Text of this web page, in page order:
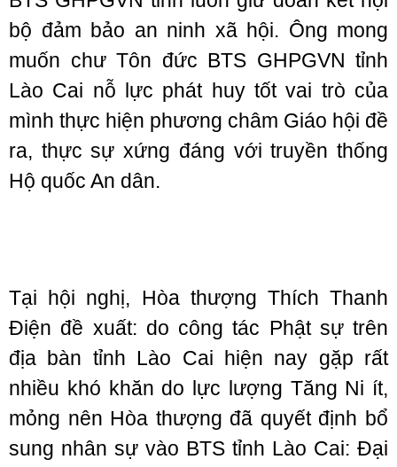
bộ đảm bảo an ninh xã hội. Ông mong
muốn chư Tôn đức BTS GHPGVN tỉnh
Lào Cai nỗ lực phát huy tốt vai trò của
mình thực hiện phương châm Giáo hội đề
ra, thực sự xứng đáng với truyền thống
Hộ quốc An dân.
Tại hội nghị, Hòa thượng Thích Thanh
Điện đề xuất: do công tác Phật sự trên
địa bàn tỉnh Lào Cai hiện nay gặp rất
nhiều khó khăn do lực lượng Tăng Ni ít,
mỏng nên Hòa thượng đã quyết định bổ
sung nhân sự vào BTS tỉnh Lào Cai: Đại